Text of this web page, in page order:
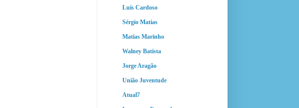
Luís Cardoso
Sérgio Matias
Matias Marinho
Walney Batista
Jorge Aragão
União Juventude
Atual7